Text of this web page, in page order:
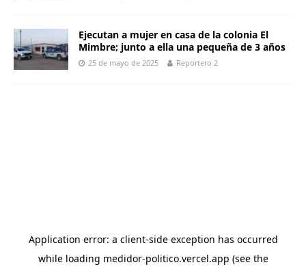
Ejecutan a mujer en casa de la colonia El
Mimbre; junto a ella una pequeña de 3 años
25 de mayo de 2025 Reportero 2